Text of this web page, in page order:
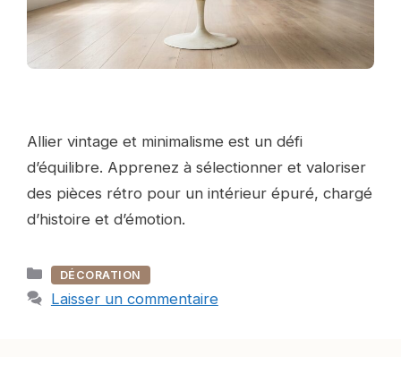
Allier vintage et minimalisme est un défi
d’équilibre. Apprenez à sélectionner et valoriser
des pièces rétro pour un intérieur épuré, chargé
d’histoire et d’émotion.
Catégories
DÉCORATION
Laisser un commentaire